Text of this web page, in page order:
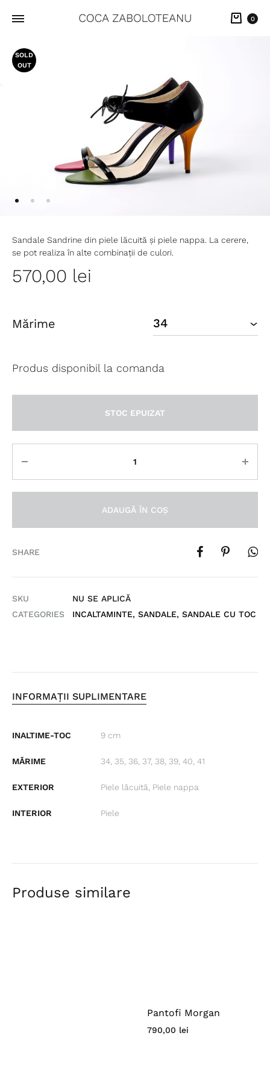
Cart
0
SOLD
OUT
Sandale Sandrine din piele lăcuită și piele nappa. La cerere,
se pot realiza în alte combinații de culori.
570,00 lei
Mărime
Produs disponibil la comanda
STOC EPUIZAT
ADAUGĂ ÎN COȘ
SHARE
SKU
NU SE APLICĂ
CATEGORIES
INCALTAMINTE, SANDALE, SANDALE CU TOC
INFORMAȚII SUPLIMENTARE
INALTIME-TOC 9 cm
MĂRIME 34, 35, 36, 37, 38, 39, 40, 41
EXTERIOR Piele lăcuită, Piele nappa
INTERIOR Piele
Produse similare
Pantofi Morgan
790,00 lei